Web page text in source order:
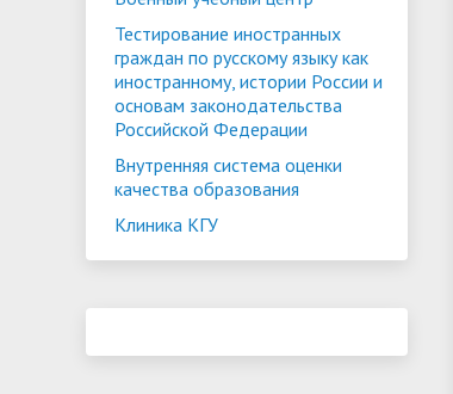
Тестирование иностранных
граждан по русскому языку как
иностранному, истории России и
основам законодательства
Российской Федерации
Внутренняя система оценки
качества образования
Клиника КГУ